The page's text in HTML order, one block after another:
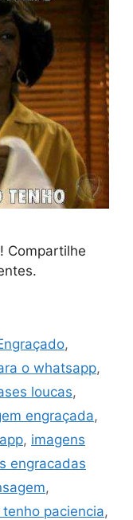
Compartilhe
,
o whatsapp,
loucas,
engraçada,
, imagens
engracadas
,
tenho paciencia,